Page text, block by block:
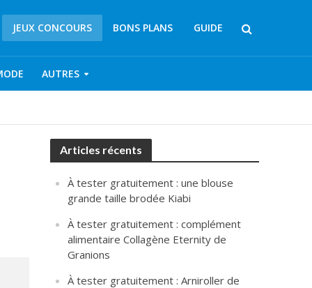
JEUX CONCOURS BONS PLANS GUIDE
AUTRES
Articles récents
À tester gratuitement : une blouse
grande taille brodée Kiabi
À tester gratuitement : complément
alimentaire Collagène Eternity de
Granions
À tester gratuitement : Arniroller de